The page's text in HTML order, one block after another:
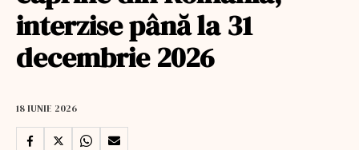
interzise până la 31
decembrie 2026
18 IUNIE 2026